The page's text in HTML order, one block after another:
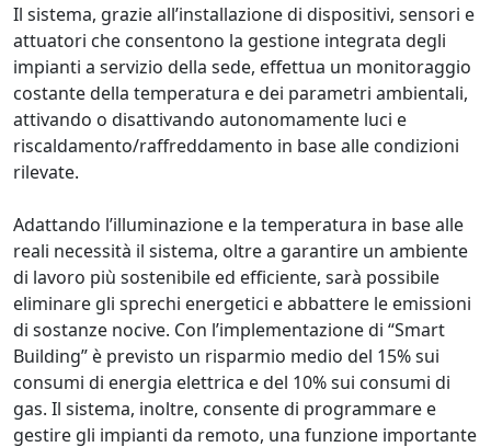
Il sistema, grazie all’installazione di dispositivi, sensori e
attuatori che consentono la gestione integrata degli
impianti a servizio della sede, effettua un monitoraggio
costante della temperatura e dei parametri ambientali,
attivando o disattivando autonomamente luci e
riscaldamento/raffreddamento in base alle condizioni
rilevate.
Adattando l’illuminazione e la temperatura in base alle
reali necessità il sistema, oltre a garantire un ambiente
di lavoro più sostenibile ed efficiente, sarà possibile
eliminare gli sprechi energetici e abbattere le emissioni
di sostanze nocive. Con l’implementazione di “Smart
Building” è previsto un risparmio medio del 15% sui
consumi di energia elettrica e del 10% sui consumi di
gas. Il sistema, inoltre, consente di programmare e
gestire gli impianti da remoto, una funzione importante